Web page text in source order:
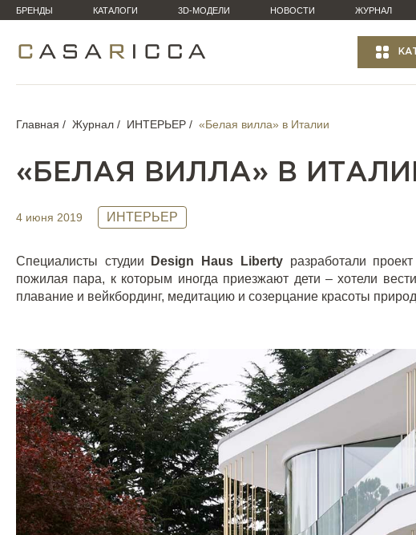
БРЕНДЫ КАТАЛОГИ 3D-МОДЕЛИ НОВОСТИ ЖУРНАЛ
Главная Журнал ИНТЕРЬЕР «Белая вилла» в Италии
«БЕЛАЯ ВИЛЛА» В
4 июня 2019 ИНТЕРЬЕР
Специалисты студии Design Haus Liberty
разработали
пожилая пара, к которым иногда приезжают дети – хотели
плавание и вейкбординг, медитацию и созерцание красоты